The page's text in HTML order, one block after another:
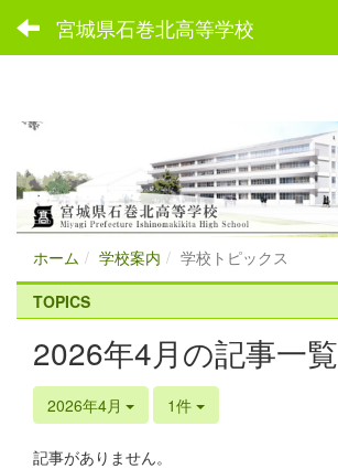
宮城県石巻北高等学校
ホーム 学校案内
学校トピックス
TOPICS
2026年4月の記事一覧
2026年4月 1件
記事がありません。